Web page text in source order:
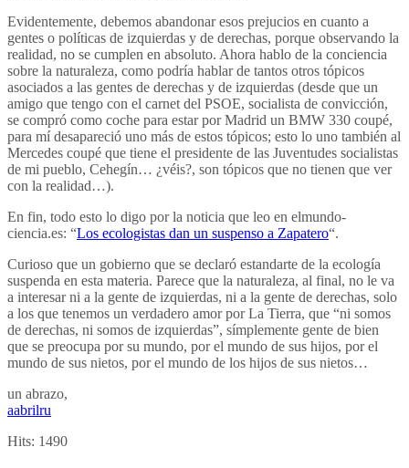
Evidentemente, debemos abandonar esos prejucios en cuanto a
gentes o políticas de izquierdas y de derechas, porque observando la
realidad, no se cumplen en absoluto. Ahora hablo de la conciencia
sobre la naturaleza, como podría hablar de tantos otros tópicos
asociados a las gentes de derechas y de izquierdas (desde que un
amigo que tengo con el carnet del PSOE, socialista de convicción,
se compró como coche para estar por Madrid un BMW 330 coupé,
para mí desapareció uno más de estos tópicos; esto lo uno también al
Mercedes coupé que tiene el presidente de las Juventudes socialistas
de mi pueblo, Cehegín… ¿véis?, son tópicos que no tienen que ver
con la realidad…).
En fin, todo esto lo digo por la noticia que leo en elmundo-
ciencia.es: “Los ecologistas dan un suspenso a Zapatero“.
Curioso que un gobierno que se declaró estandarte de la ecología
suspenda en esta materia. Parece que la naturaleza, al final, no le va
a interesar ni a la gente de izquierdas, ni a la gente de derechas, solo
a los que tenemos un verdadero amor por La Tierra, que “ni somos
de derechas, ni somos de izquierdas”, símplemente gente de bien
que se preocupa por su mundo, por el mundo de sus hijos, por el
mundo de sus nietos, por el mundo de los hijos de sus nietos…
un abrazo,
aabrilru
Hits: 1490